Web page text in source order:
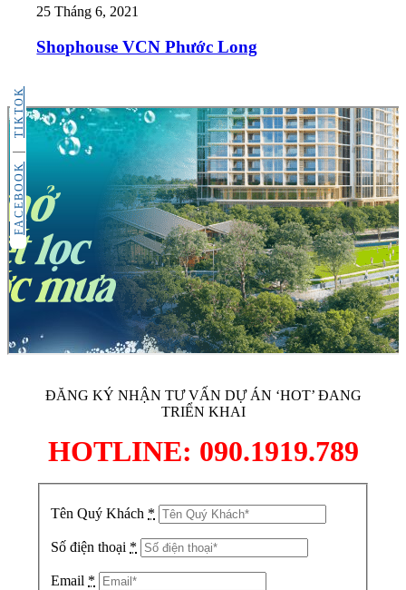
FACEBOOK
TIKTOK
25 Tháng 6, 2021
Shophouse VCN Phước Long
ĐĂNG KÝ NHẬN TƯ VẤN DỰ ÁN ‘HOT’ ĐANG
TRIỂN KHAI
HOTLINE: 090.1919.789
Tên Quý Khách *
Số điện thoại *
Email *